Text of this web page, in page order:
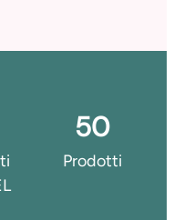
57
Prodotti